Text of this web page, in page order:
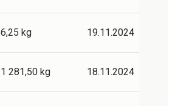
6,25 kg 19.11.2024
1 281,50 kg 18.11.2024